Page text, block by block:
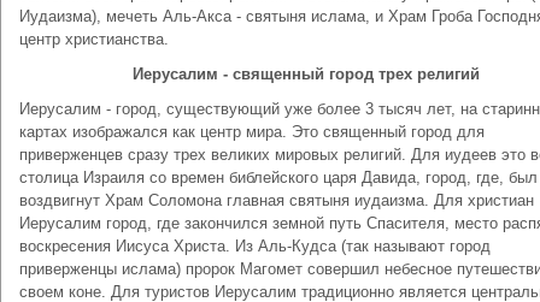
Иудаизма), мечеть Аль-Акса - святыня ислама, и Храм Гроба
центр христианства.
Иерусалим - священный город трех религий
Иерусалим - город, существующий уже более 3 тысяч лет, на
картах изображался как центр мира. Это священный город для
приверженцев сразу трех великих мировых религий. Для иудеев это
столица Израиля со времен библейского царя Давида, город, где, был
воздвигнут Храм Соломона главная святыня иудаизма. Для христиан
Иерусалим город, где закончился земной путь Спасителя, место
воскресения Иисуса Христа. Из Аль-Кудса (так называют город
приверженцы ислама) пророк Магомет совершил небесное
своем коне. Для туристов Иерусалим традиционно является